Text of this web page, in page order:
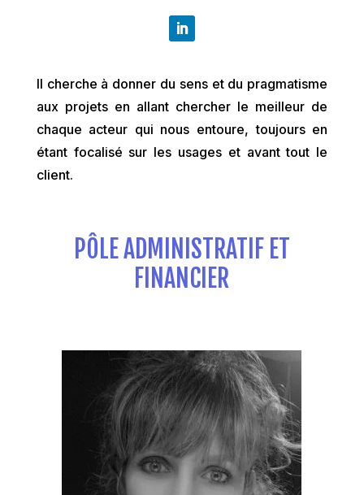
Il cherche à donner du sens et du pragmatisme
aux projets en allant chercher le meilleur de
chaque acteur qui nous entoure, toujours en
étant focalisé sur les usages et avant tout le
client.
PÔLE ADMINISTRATIF ET
FINANCIER